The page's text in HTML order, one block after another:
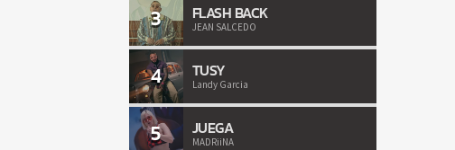
3 FLASH BACK
JEAN SALCEDO
4 TUSY
Landy Garcia
5 JUEGA
MADRiiNA